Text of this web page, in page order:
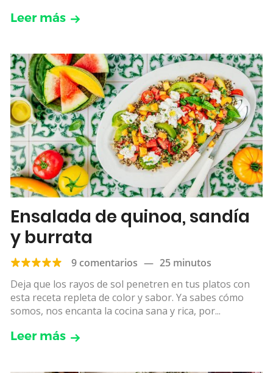
Leer más
Ensalada de quinoa, sandía
y burrata
9 comentarios — 25 minutos
Deja que los rayos de sol penetren en tus platos con
esta receta repleta de color y sabor. Ya sabes cómo
somos, nos encanta la cocina sana y rica, por...
Leer más